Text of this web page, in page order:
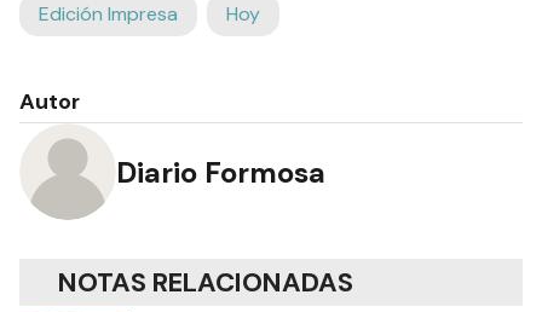
Edición Impresa Hoy
Autor
Diario Formosa
NOTAS RELACIONADAS